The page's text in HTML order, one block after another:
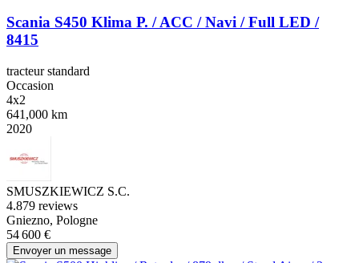
Scania S450 Klima P. / ACC / Navi / Full LED /
8415
tracteur standard
Occasion
4x2
641,000 km
2020
SMUSZKIEWICZ S.C.
4.879 reviews
Gniezno, Pologne
54 600 €
Envoyer un message